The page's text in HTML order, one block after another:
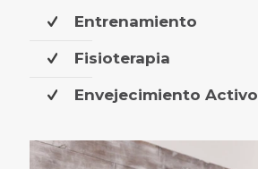
Entrenamiento
Fisioterapia
Envejecimiento Activo